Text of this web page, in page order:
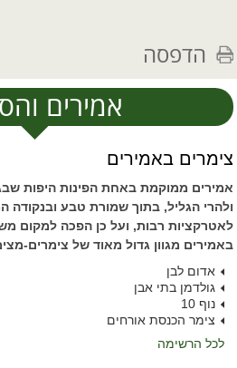
הדפסה
אמירים
צימרים באמירים
אמירים ממוקמת באחת הפינות היפות
ולהרי הגליל, בתוך שמורת טבע
לאטרקציות רבות, ועל כן הפכה למקום
באמירים מגוון גדול מאוד של צימרים-
אדום לבן
גולדמן בתי אבן
נוף 10
צימר הכנסת אורחים
לכל הרשימה